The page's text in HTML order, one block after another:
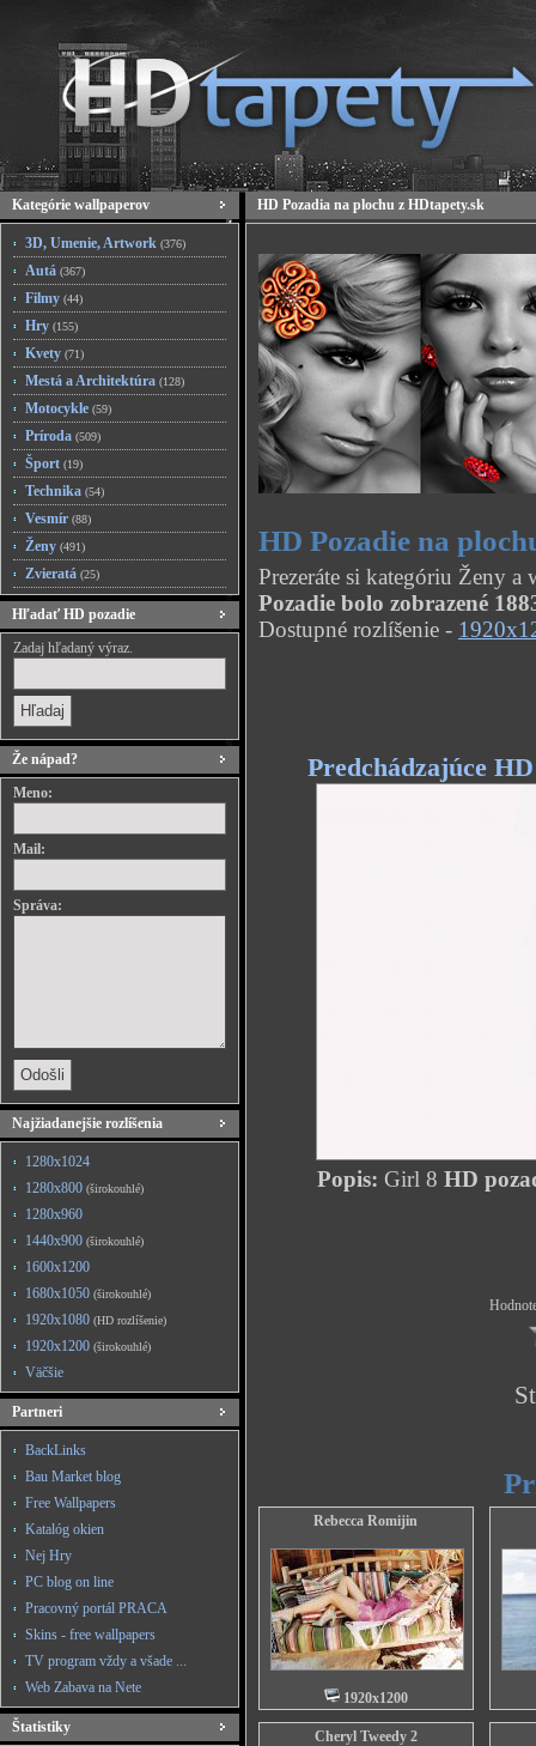
Kategórie wallpaperov
3D, Umenie, Artwork (376)
Autá (367)
Filmy (44)
Hry (155)
Kvety (71)
Mestá a Architektúra (128)
Motocykle (59)
Príroda (509)
Šport (19)
Technika (54)
Vesmír (88)
Ženy (491)
Zvieratá (25)
Hľadať HD pozadie
Zadaj hľadaný výraz.
Že nápad?
Meno:
Mail:
Správa:
Najžiadanejšie rozlíšenia
1280x1024
1280x800 (širokouhlé)
1280x960
1440x900 (širokouhlé)
1600x1200
1680x1050 (širokouhlé)
1920x1080 (HD rozlíšenie)
1920x1200 (širokouhlé)
Väčšie
Partneri
BackLinks
Bau Market blog
Free Wallpapers
Katalóg okien
Nej Hry
PC blog on line
Pracovný portál PRACA
Skins - free wallpapers
TV program vždy a všade ...
Web Zabava na Nete
Štatistiky
HD Pozadia na plochu z HDtapety.sk
HD Pozadie na
Prezeráte si kategóriu Ženy
Pozadie bolo zobrazené
Dostupné rozlíšenie -
Predchádzajúce
Popis: Girl 8 HD
Rebecca Romijin
1920x1200
Cheryl Tweedy 2